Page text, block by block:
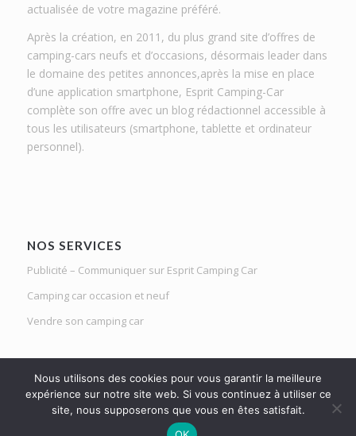
actualisée de votre magazine préféré.
Après la création, en 2011, du plus grand site d’offres de
camping-cars neufs et d’occasions, désormais leader dans
le domaine des petites annonces,après la mise en place
d’une application smartphone, Esprit Camping-Car
complète son offre avec un blog rédactionnel accessible à
tous les utilisateurs (smartphone, tablette et ordinateur
personnel).
NOS SERVICES
Publicité – Communiquer sur Esprit Camping Car
Camping car occasion et neuf
Vendre son camping car
Le Mag d'Esprit Camping Car | Netlight solutions © 2020 | Tous droits
Nous utilisons des cookies pour vous garantir la meilleure
expérience sur notre site web. Si vous continuez à utiliser ce
site, nous supposerons que vous en êtes satisfait.